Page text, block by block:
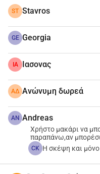
ST Stavros
GE Georgia
ΙΑ Ιασονας
ΑΔ Ανώνυμη δωρεά
AN Andreas
Χρήστο μακάρι να
παραπάνω,αν
CK Η σκέψη και